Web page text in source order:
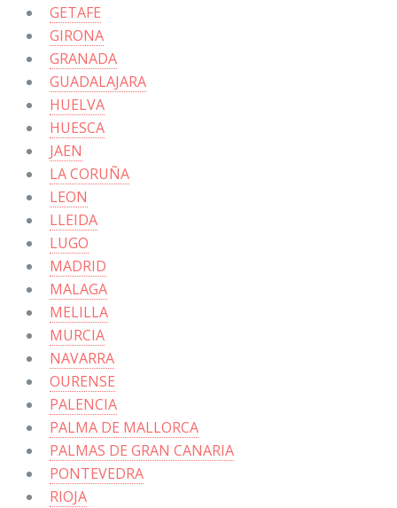
GETAFE
GIRONA
GRANADA
GUADALAJARA
HUELVA
HUESCA
JAEN
LA CORUÑA
LEON
LLEIDA
LUGO
MADRID
MALAGA
MELILLA
MURCIA
NAVARRA
OURENSE
PALENCIA
PALMA DE MALLORCA
PALMAS DE GRAN CANARIA
PONTEVEDRA
RIOJA